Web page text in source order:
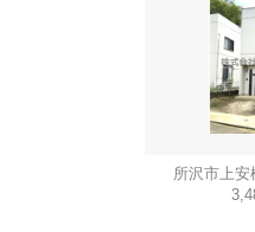
所沢市上